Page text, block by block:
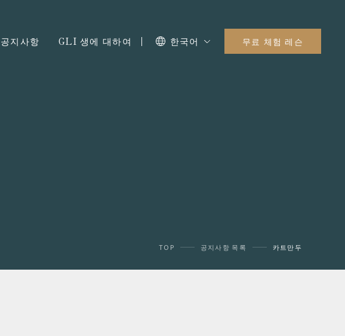
공지사항 GLI 생에 대하여 한국어 무료 체험 레슨
TOP 공지사항 목록 카트만두